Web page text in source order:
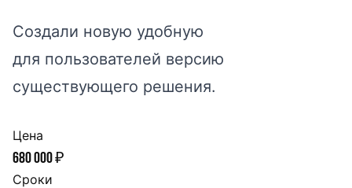
Создали новую удобную
для пользователей версию
существующего решения.
Цена
680 000 ₽
Сроки